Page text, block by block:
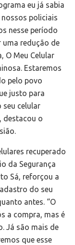
eu já sabia
policiais
nesse período
uma redução de
O Meu Celular
Estaremos
pelo povo
justo para
seu celular
destacou o
recuperado
da Segurança
Sá, reforçou a
do seu
antes. “O
a compra, mas é
Já são mais de
que esse